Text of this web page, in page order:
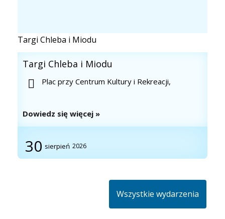
Targi Chleba i Miodu
Targi Chleba i Miodu
Plac przy Centrum Kultury i Rekreacji,
Dowiedz się więcej »
30 sierpień 2026
Wszystkie wydarzenia